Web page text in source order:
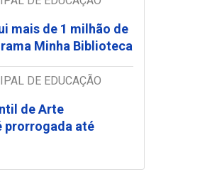
mais de 1 milhão de
Minha Biblioteca
DE EDUCAÇÃO
de Arte
prorrogada até